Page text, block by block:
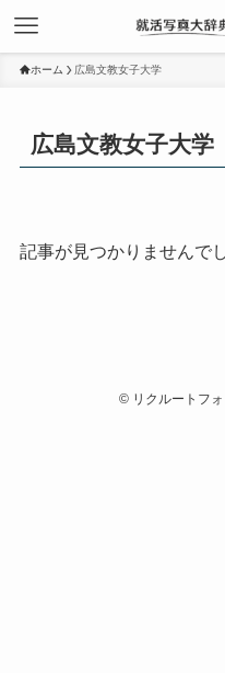
ホーム 広島文教女子大学
広島文教女子大学
記事が見つかりませんでし
©リクルートフ